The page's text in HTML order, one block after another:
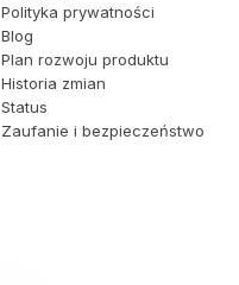
Polityka prywatności
Blog
Plan rozwoju produktu
Historia zmian
Status
Zaufanie i bezpieczeństwo